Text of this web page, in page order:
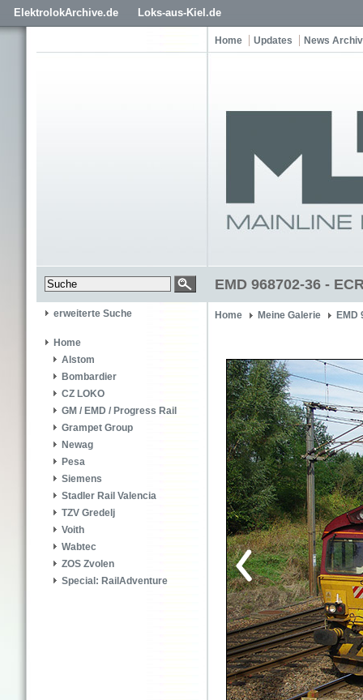
ElektrolokArchive.de Loks-aus-Kiel.de
Home Updates News Archiv
EMD 968702-36 -
erweiterte Suche
Home
Alstom
Bombardier
CZ LOKO
GM / EMD / Progress Rail
Grampet Group
Newag
Pesa
Siemens
Stadler Rail Valencia
TZV Gredelj
Voith
Wabtec
ZOS Zvolen
Special: RailAdventure
Home Meine Galerie EMD